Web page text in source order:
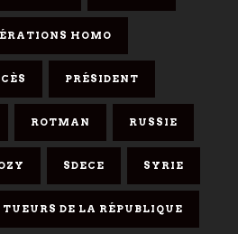
HOMO
PRÉSIDENT
ROTMAN RUSSIE
SDECE SYRIE
TUEURS DE LA RÉPUBLIQUE